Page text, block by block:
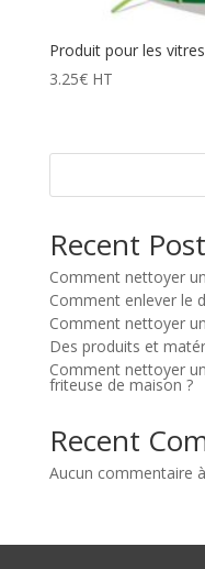
Produit pour les
3.25€ HT
Recent
Comment nettoyer
Comment enlever le
Comment nettoyer
Des produits et
Comment nettoyer
friteuse de maison ?
Recent
Aucun commentaire